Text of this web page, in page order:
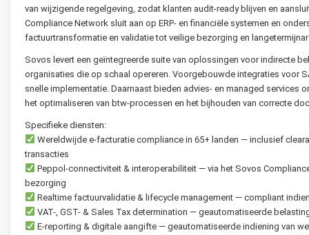
van wijzigende regelgeving, zodat klanten audit-ready blijven en
Compliance Network sluit aan op ERP- en financiële systemen en
factuurtransformatie en validatie tot veilige bezorging en
Sovos levert een geïntegreerde suite van oplossingen voor indirecte
organisaties die op schaal opereren. Voorgebouwde integraties voor
snelle implementatie. Daarnaast bieden advies- en managed services
het optimaliseren van btw-processen en het bijhouden van correcte
Specifieke diensten:
Wereldwijde e-facturatie compliance in 65+ landen — inclusief
transacties
Peppol-connectiviteit & interoperabiliteit — via het Sovos
bezorging
Realtime factuurvalidatie & lifecycle management — compliant
VAT-, GST- & Sales Tax determination — geautomatiseerde
E-reporting & digitale aangifte — geautomatiseerde indiening van